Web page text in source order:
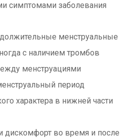
симптомами заболевания
менструальные
с наличием тромбов
менструациями
период
характера в нижней части
дискомфорт во время и после